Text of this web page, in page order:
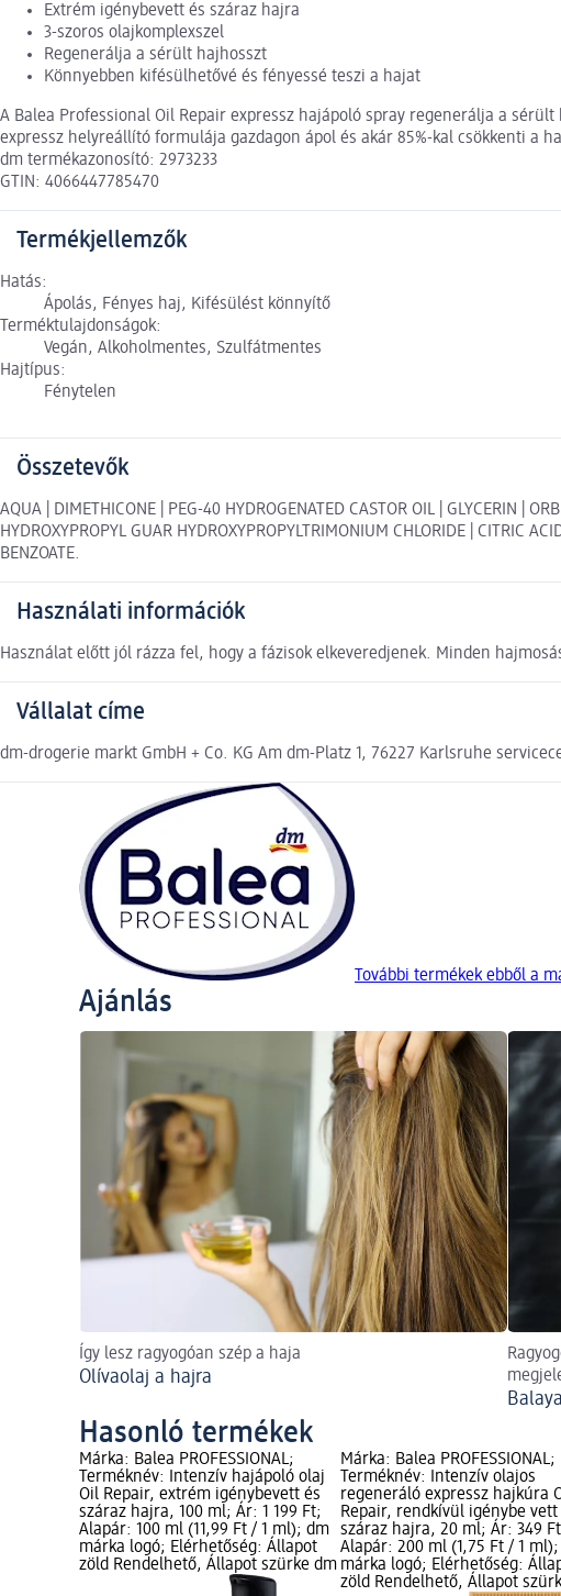
Extrém igénybevett és száraz hajra
3-szoros olajkomplexszel
Regenerálja a sérült hajhosszt
Könnyebben kifésülhetővé és fényessé teszi a hajat
A Balea Professional Oil Repair expressz hajápoló spray regenerálja a
expressz helyreállító formulája gazdagon ápol és akár 85%-kal csökkenti a
dm termékazonosító: 2973233
GTIN: 4066447785470
Termékjellemzők
Hatás:
Ápolás, Fényes haj, Kifésülést könnyítő
Terméktulajdonságok:
Vegán, Alkoholmentes, Szulfátmentes
Hajtípus:
Fénytelen
Összetevők
AQUA | DIMETHICONE | PEG-40 HYDROGENATED CASTOR OIL | GLYCERIN |
HYDROXYPROPYL GUAR HYDROXYPROPYLTRIMONIUM CHLORIDE | CITRIC
BENZOATE.
Használati információk
Használat előtt jól rázza fel, hogy a fázisok elkeveredjenek. Minden
Vállalat címe
dm-drogerie markt GmbH + Co. KG Am dm-Platz 1, 76227 Karlsruhe
További termékek ebből a
Ajánlás
Így lesz ragyogóan szép a haja
Olívaolaj a hajra
Hasonló termékek
Márka: Balea PROFESSIONAL;
Terméknév: Intenzív hajápoló olaj
Oil Repair, extrém igénybevett és
száraz hajra, 100 ml; Ár: 1 199 Ft;
Alapár: 100 ml (11,99 Ft / 1 ml); dm
márka logó; Elérhetőség: Állapot
zöld Rendelhető, Állapot szürke dm
Márka: Balea PROFESSIONAL;
Terméknév: Intenzív olajos
regeneráló expressz hajkúra
Repair, rendkívül igénybe vett
száraz hajra, 20 ml; Ár: 349
Alapár: 200 ml (1,75 Ft / 1
márka logó; Elérhetőség:
zöld Rendelhető, Állapot